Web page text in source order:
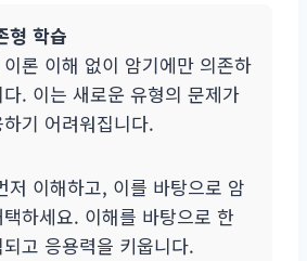
형 학습
론 이해 없이 암기에만 의존하
. 이는 새로운 유형의 문제가
기 어려워집니다.
저 이해하고, 이를 바탕으로 암
하세요. 이해를 바탕으로 한
고 응용력을 키웁니다.